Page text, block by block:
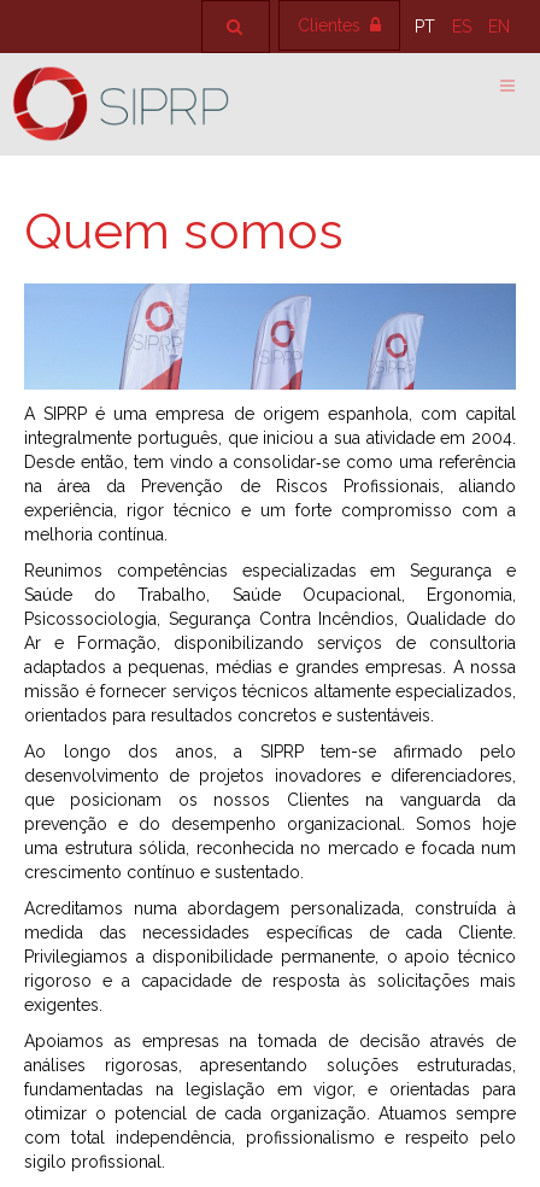
PT ES EN
Clientes
Quem somos
A SIPRP é uma empresa de origem espanhola, com capital
integralmente português, que iniciou a sua atividade em 2004.
Desde então, tem vindo a consolidar‑se como uma referência
na área da Prevenção de Riscos Profissionais, aliando
experiência, rigor técnico e um forte compromisso com a
melhoria contínua.
Reunimos competências especializadas em Segurança e
Saúde do Trabalho, Saúde Ocupacional, Ergonomia,
Psicossociologia, Segurança Contra Incêndios, Qualidade do
Ar e Formação, disponibilizando serviços de consultoria
adaptados a pequenas, médias e grandes empresas. A nossa
missão é fornecer serviços técnicos altamente especializados,
orientados para resultados concretos e sustentáveis.
Ao longo dos anos, a SIPRP tem-se afirmado pelo
desenvolvimento de projetos inovadores e diferenciadores,
que posicionam os nossos Clientes na vanguarda da
prevenção e do desempenho organizacional. Somos hoje
uma estrutura sólida, reconhecida no mercado e focada num
crescimento contínuo e sustentado.
Acreditamos numa abordagem personalizada, construída à
medida das necessidades específicas de cada Cliente.
Privilegiamos a disponibilidade permanente, o apoio técnico
rigoroso e a capacidade de resposta às solicitações mais
exigentes.
Apoiamos as empresas na tomada de decisão através de
análises rigorosas, apresentando soluções estruturadas,
fundamentadas na legislação em vigor, e orientadas para
otimizar o potencial de cada organização. Atuamos sempre
com total independência, profissionalismo e respeito pelo
sigilo profissional.